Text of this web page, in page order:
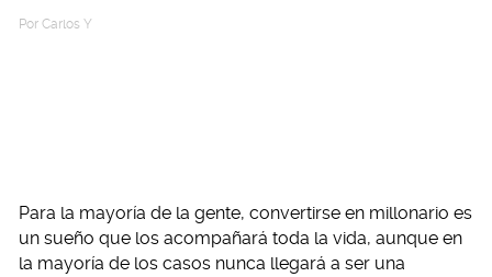
Por Carlos Y
Para la mayoría de la gente, convertirse en millonario es
un sueño que los acompañará toda la vida, aunque en
la mayoría de los casos nunca llegará a ser una